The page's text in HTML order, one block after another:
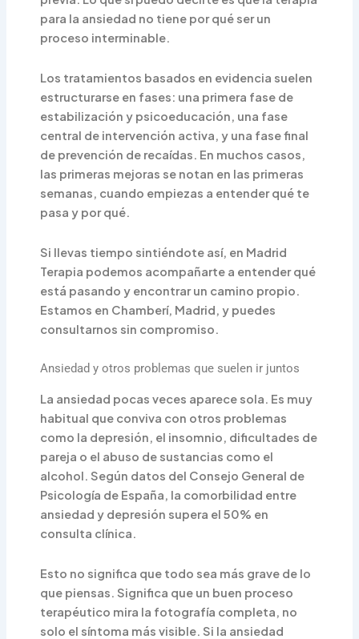
para la ansiedad no tiene por qué ser un
proceso interminable.
Los tratamientos basados en evidencia suelen
estructurarse en fases: una primera fase de
estabilización y psicoeducación, una fase
central de intervención activa, y una fase final
de prevención de recaídas. En muchos casos,
las primeras mejoras se notan en las primeras
semanas, cuando empiezas a entender qué te
pasa y por qué.
Si llevas tiempo sintiéndote así, en Madrid
Terapia podemos acompañarte a entender qué
está pasando y encontrar un camino propio.
Estamos en Chamberí, Madrid, y puedes
consultarnos sin compromiso.
Ansiedad y otros problemas que suelen ir juntos
La ansiedad pocas veces aparece sola. Es muy
habitual que conviva con otros problemas
como la depresión, el insomnio, dificultades de
pareja o el abuso de sustancias como el
alcohol. Según datos del Consejo General de
Psicología de España, la comorbilidad entre
ansiedad y depresión supera el 50% en
consulta clínica.
Esto no significa que todo sea más grave de lo
que piensas. Significa que un buen proceso
terapéutico mira la fotografía completa, no
solo el síntoma más visible. Si la ansiedad